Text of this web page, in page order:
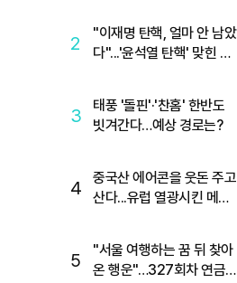
2
"이재명 탄핵, 얼마 안 남았
다"...'윤석열 탄핵' 맞힌 무
3
태풍 '돌핀'·'찬홈' 한반도
빗겨간다…예상 경로는?
4
중국산 에어콘을 웃돈 주고
산다...유럽 열광시킨 메이
5
"서울 여행하는 꿈 뒤 찾아
온 행운"…327회차 연금